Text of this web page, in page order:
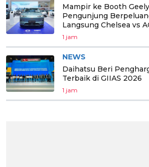
Mampir ke Booth
Pengunjung
Langsung Chelsea vs
1 jam
NEWS
Daihatsu Beri
Terbaik di GIIAS 2026
1 jam